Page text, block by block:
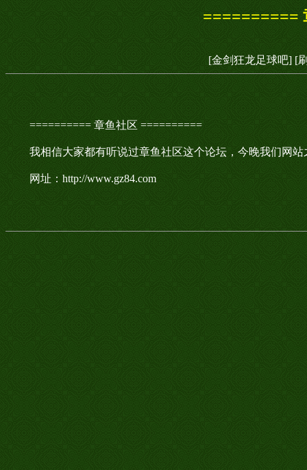
==========
[金剑狂龙足球吧] [
========== 章鱼社区 ==========
我相信大家都有听说过章鱼社区这个论坛，今晚我们网
网址：http://www.gz84.com